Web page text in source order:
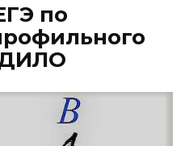
по